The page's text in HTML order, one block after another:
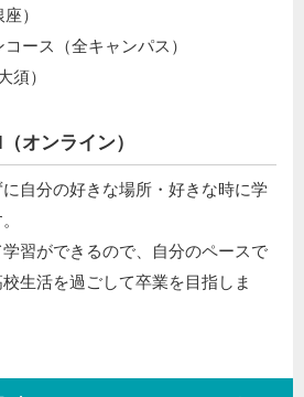
）
ース（全キャンパス）
須）
オンライン）
自分の好きな場所・好きな時に学
習ができるので、自分のペースで
生活を過ごして卒業を目指しま